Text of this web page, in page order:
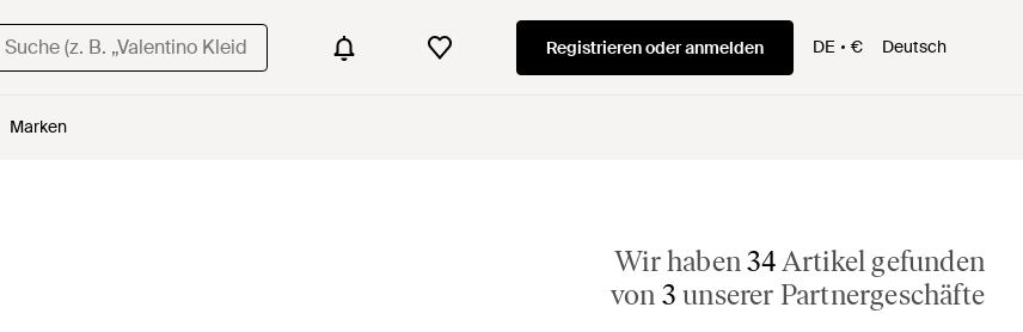
Registrieren oder anmelden DE € Deutsch
Marken
Wir haben34Artikel gefunden
von 3 unserer Partnergeschäfte